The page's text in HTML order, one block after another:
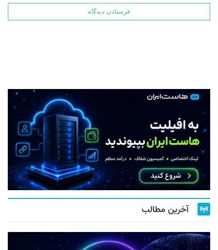
آخرین مطالب